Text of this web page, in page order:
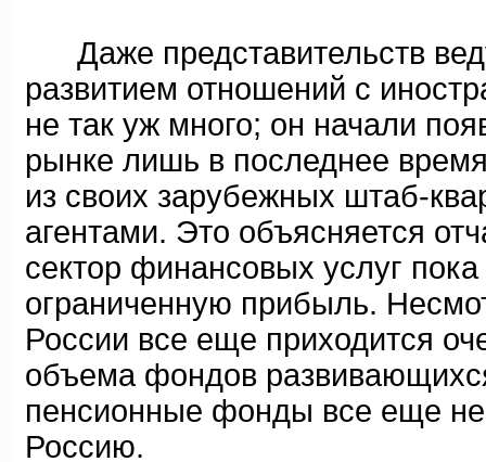
Даже представительств
развитием отношений с
не так уж много; он начали
рынке лишь в последнее
из своих зарубежных штаб-
агентами. Это объясняется
сектор финансовых услуг
ограниченную прибыль.
России все еще приходится
объема фондов
пенсионные фонды все еще не
Россию.